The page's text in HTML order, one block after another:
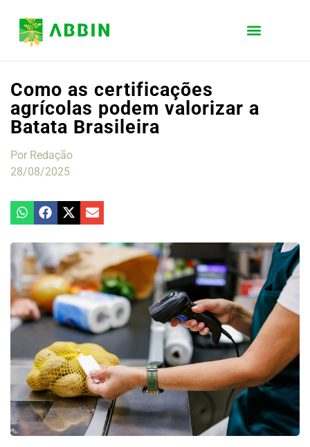
Como as certificações
agrícolas podem valorizar a
Batata Brasileira
Por Redação
28/08/2025